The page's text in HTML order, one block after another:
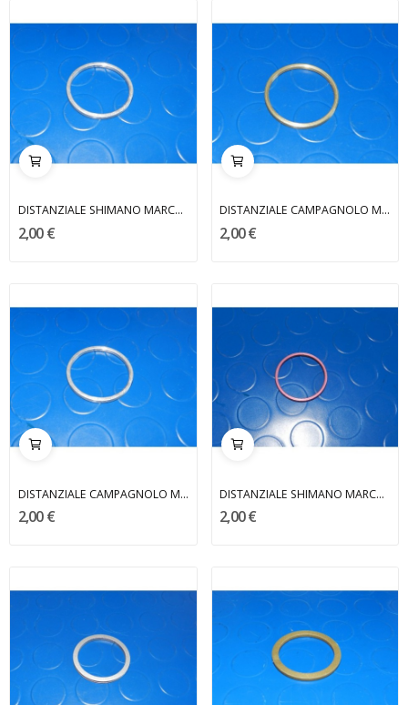
DISTANZIALE SHIMANO MARCHISIO
2,00 €
DISTANZIALE CAMPAGNOLO MARCHISIO
2,00 €
DISTANZIALE CAMPAGNOLO MARCHISIO
2,00 €
DISTANZIALE SHIMANO MARCHISIO
2,00 €